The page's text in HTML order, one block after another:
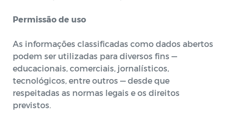
Permissão de uso
As informações classificadas como dados abertos
podem ser utilizadas para diversos fins —
educacionais, comerciais, jornalísticos,
tecnológicos, entre outros — desde que
respeitadas as normas legais e os direitos
previstos.